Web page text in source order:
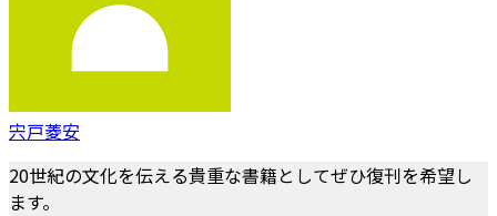
宍戸菱安
20世紀の文化を伝える貴重な書籍としてぜひ復刊を希望し
ます。